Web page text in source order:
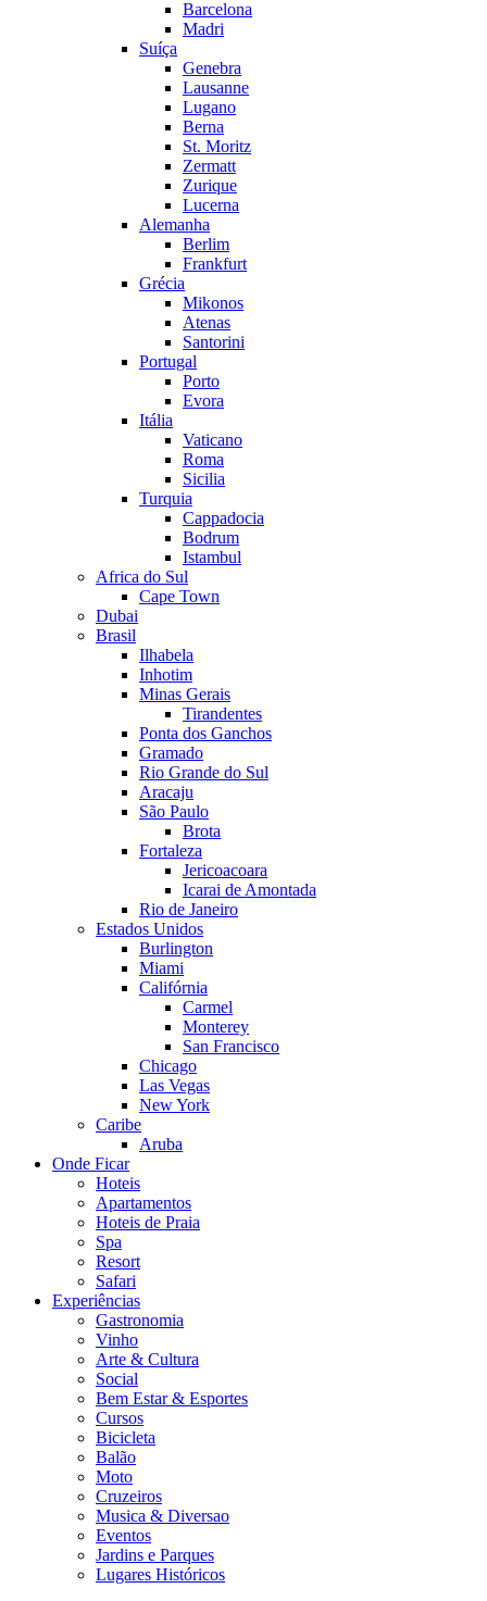
Barcelona
Madri
Suíça
Genebra
Lausanne
Lugano
Berna
St. Moritz
Zermatt
Zurique
Lucerna
Alemanha
Berlim
Frankfurt
Grécia
Mikonos
Atenas
Santorini
Portugal
Porto
Evora
Itália
Vaticano
Roma
Sicilia
Turquia
Cappadocia
Bodrum
Istambul
Africa do Sul
Cape Town
Dubai
Brasil
Ilhabela
Inhotim
Minas Gerais
Tirandentes
Ponta dos Ganchos
Gramado
Rio Grande do Sul
Aracaju
São Paulo
Brota
Fortaleza
Jericoacoara
Icarai de Amontada
Rio de Janeiro
Estados Unidos
Burlington
Miami
Califórnia
Carmel
Monterey
San Francisco
Chicago
Las Vegas
New York
Caribe
Aruba
Onde Ficar
Hoteis
Apartamentos
Hoteis de Praia
Spa
Resort
Safari
Experiências
Gastronomia
Vinho
Arte & Cultura
Social
Bem Estar & Esportes
Cursos
Bicicleta
Balão
Moto
Cruzeiros
Musica & Diversao
Eventos
Jardins e Parques
Lugares Históricos